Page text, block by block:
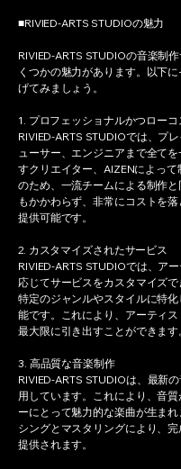
■RIVIED-ARTS STUDIOの魅力
RIVIED-ARTS STUDIOの音楽制
くつかの魅力があります。以下
げてみましょう。
1. プロフェッショナルかつローコ
RIVIED-ARTS STUDIOでは、プ
ューサー、エンジニアまで全て
すクリエイター、AIZENによって
のため、一流チームによる制作
もかかわらず、非常にコストを
提供可能です。
2. カスタマイズされたサービス
RIVIED-ARTS STUDIOでは、ア
応じてサービスをカスタマイズで
特定のジャンルやスタイルに特
能です。これにより、アーティ
最大限に引き出すことができます
3. 高品質な音楽制作
RIVIED-ARTS STUDIOは、最新
用しています。これにより、音
ーにとって魅力的な楽曲が生ま
シングとマスタリングにより、
提供されます。